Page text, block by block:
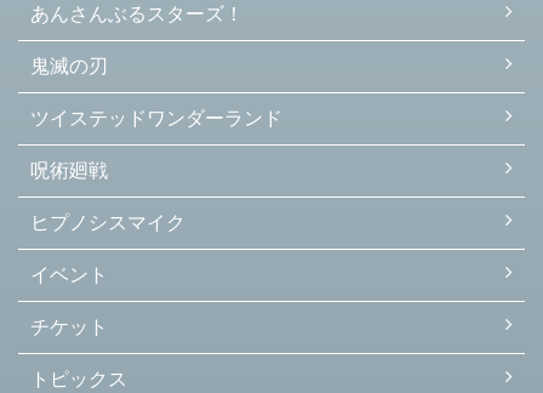
あんさんぶるスターズ！
鬼滅の刃
ツイステッドワンダーランド
呪術廻戦
ヒプノシスマイク
イベント
チケット
トピックス